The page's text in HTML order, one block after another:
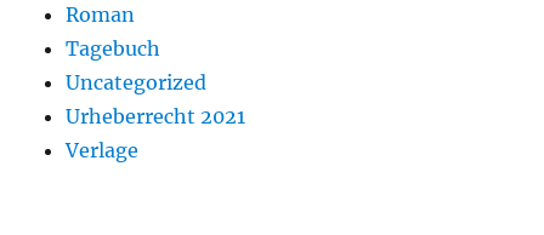
Roman
Tagebuch
Uncategorized
Urheberrecht 2021
Verlage